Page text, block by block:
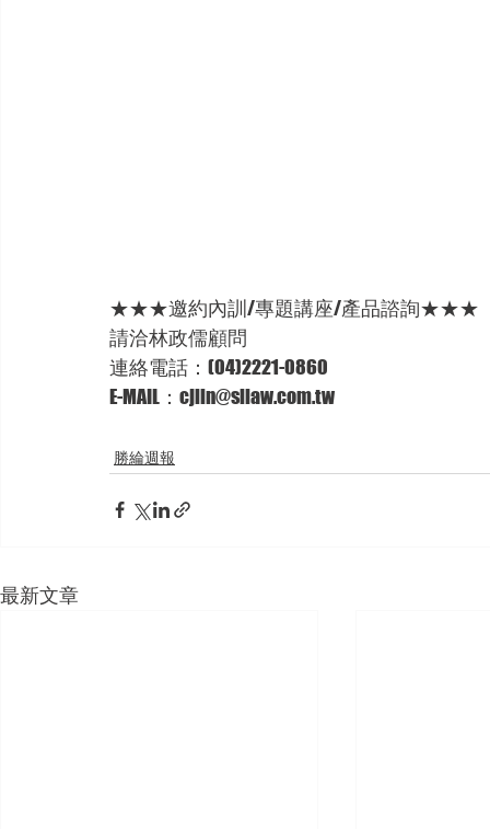
★★★邀約內訓/專題講座/產品諮詢★★★
請洽林政儒顧問
連絡電話：(04)2221-0860
E-MAIL：cjlin@sllaw.com.tw
勝綸週報
最新文章